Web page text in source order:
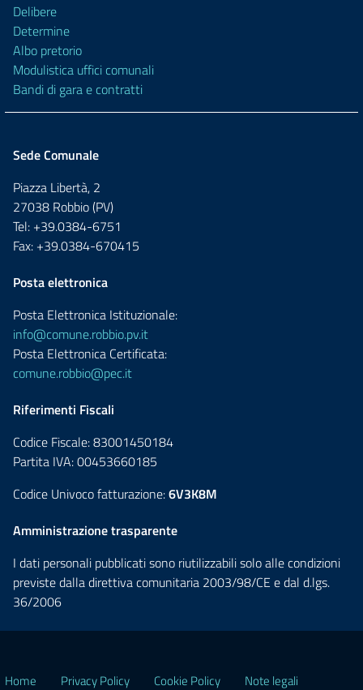
Delibere
Determine
Albo pretorio
Modulistica uffici comunali
Bandi di gara e contratti
Sede Comunale
Piazza Libertà, 2
27038 Robbio (PV)
Tel: +39.0384-6751
Fax: +39.0384-670415
Posta elettronica
Posta Elettronica Istituzionale:
info@comune.robbio.pv.it
Posta Elettronica Certificata:
comune.robbio@pec.it
Riferimenti Fiscali
Codice Fiscale: 83001450184
Partita IVA: 00453660185
Codice Univoco fatturazione:6V3K8M
Amministrazione trasparente
I dati personali pubblicati sono riutilizzabili solo alle condizioni
previste dalla direttiva comunitaria 2003/98/CE e dal d.lgs.
36/2006
Home Privacy Policy Cookie Policy Note legali